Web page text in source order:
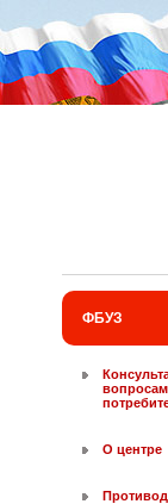
Перейти к
ФБУЗ
О центре